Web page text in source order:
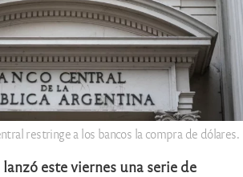
restringe a los bancos la compra de dólares.
este viernes una serie de